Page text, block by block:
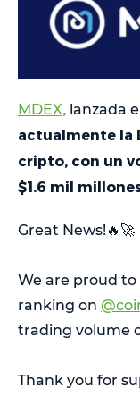
MDEX, lanzada
actualmente la
cripto, con un
$1.6 mil
Great News!🔥🚀
We are proud
ranking on
trading volume
Thank you for